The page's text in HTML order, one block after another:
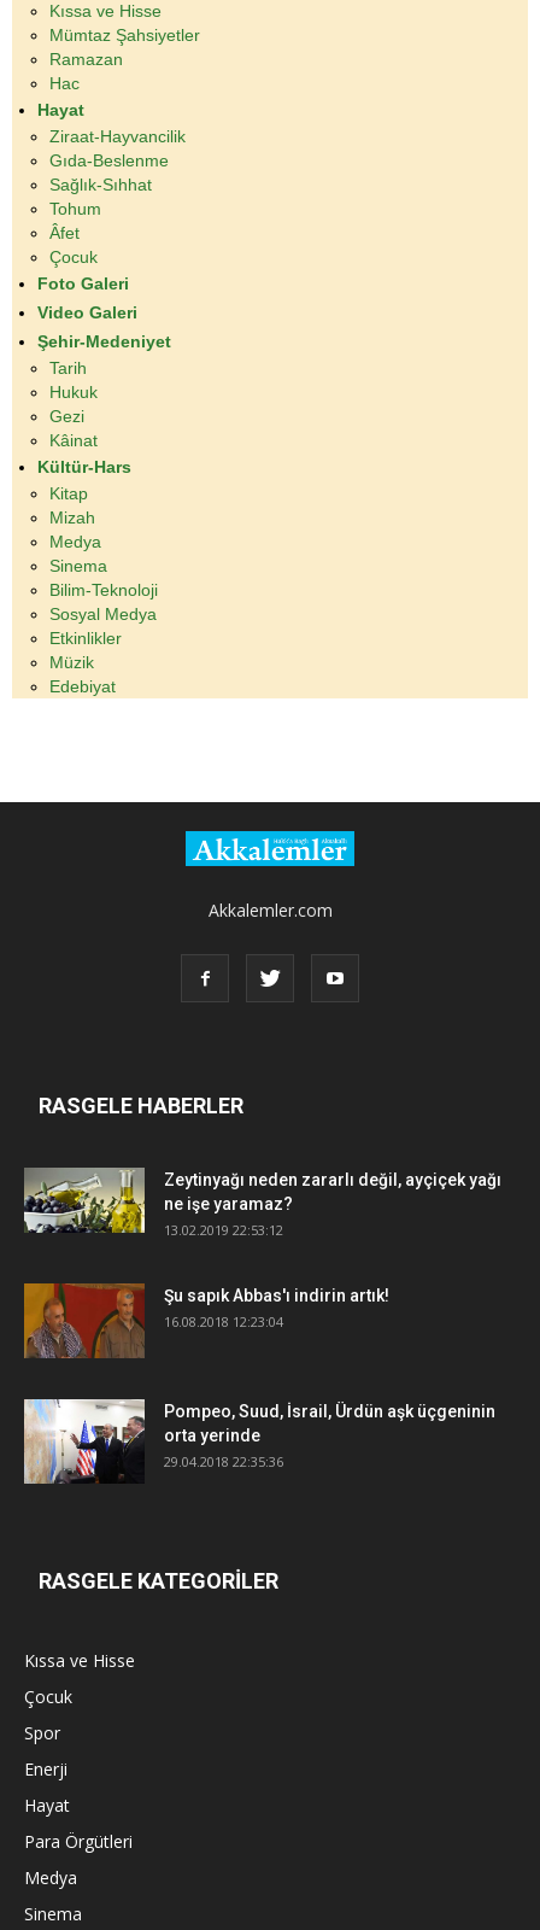
Kıssa ve Hisse
Mümtaz Şahsiyetler
Ramazan
Hac
Hayat
Ziraat-Hayvancilik
Gıda-Beslenme
Sağlık-Sıhhat
Tohum
Âfet
Çocuk
Foto Galeri
Video Galeri
Şehir-Medeniyet
Tarih
Hukuk
Gezi
Kâinat
Kültür-Hars
Kitap
Mizah
Medya
Sinema
Bilim-Teknoloji
Sosyal Medya
Etkinlikler
Müzik
Edebiyat
Akkalemler.com
RASGELE HABERLER
Zeytinyağı neden zararlı değil, ayçiçek yağı
ne işe yaramaz?
13.02.2019 22:53:12
Şu sapık Abbas'ı indirin artık!
16.08.2018 12:23:04
Pompeo, Suud, İsrail, Ürdün aşk üçgeninin
orta yerinde
29.04.2018 22:35:36
RASGELE KATEGORİLER
Kıssa ve Hisse
Çocuk
Spor
Enerji
Hayat
Para Örgütleri
Medya
Sinema